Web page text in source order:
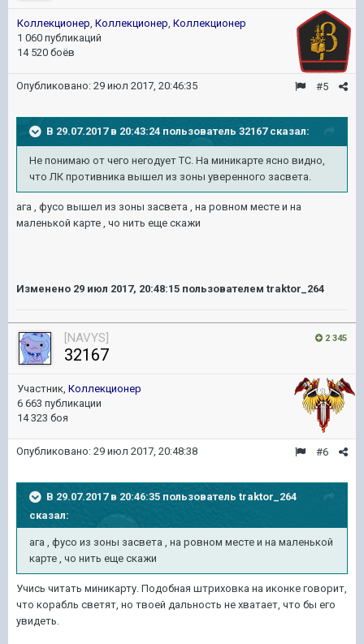
Коллекционер, Коллекционер, Коллекционер
1 060 публикаций
14 520 боёв
#5
Опубликовано: 29 июл 2017, 20:46:35
В 29.07.2017 в 20:43:24 пользователь 32167сказал:
Не понимаю от чего негодует ТС. На миникарте ясно видно,
что ЛК противника вышел из зоны уверенного засвета.
ага , фусо вышел из зоны засвета , на ровном месте и на
маленькой карте , чо нить еще скажи
Изменено 29 июл 2017, 20:48:15 пользователем traktor_264
2 345
[NAVYS]
32167
Участник, Коллекционер
6 663 публикации
14 323 боя
#6
Опубликовано: 29 июл 2017, 20:48:38
В 29.07.2017 в 20:46:35 пользователь traktor_264
сказал:
ага , фусо из зоны засвета , на ровном месте и на маленькой
карте , чо нить еще скажи
Учись читать миникарту. Подобная штриховка на иконке говорит,
что корабль светят, но твоей дальность не хватает, что бы его
увидеть.